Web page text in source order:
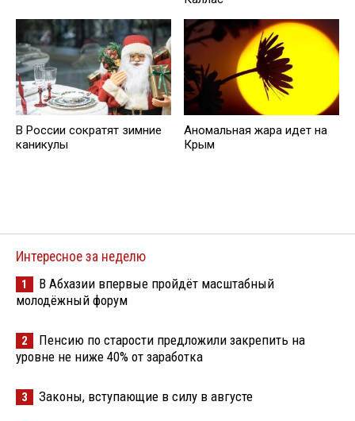
В России сократят зимние
каникулы
Аномальная жара идет на
Крым
Интересное за неделю
1
В Абхазии впервые пройдёт масштабный
молодёжный форум
2
Пенсию по старости предложили закрепить на
уровне не ниже 40% от заработка
3 Законы, вступающие в силу в августе